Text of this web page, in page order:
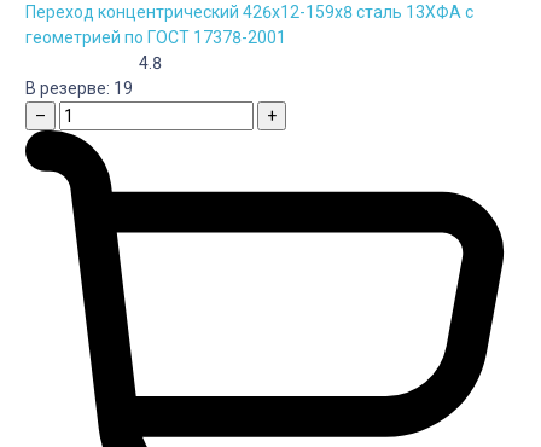
Переход концентрический 426х12-159х8 сталь 13ХФА с
геометрией по ГОСТ 17378-2001
4.8
В резерве: 19
–
+